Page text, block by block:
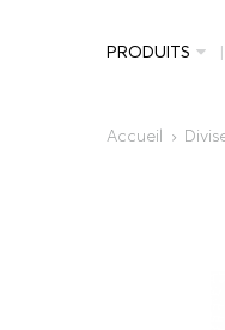
PRODUITS
Accueil